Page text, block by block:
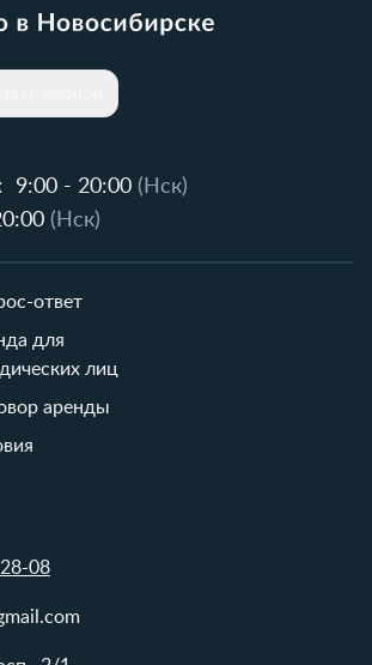
9:00 - 20:00 (Нск)
(Нск)
ответ
для
лиц
аренды
08